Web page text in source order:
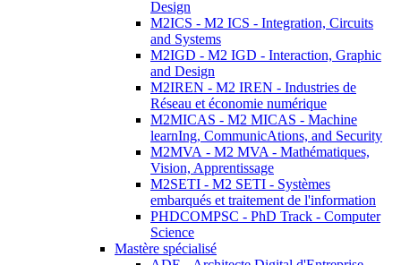
Design
M2ICS - M2 ICS - Integration, Circuits
and Systems
M2IGD - M2 IGD - Interaction, Graphic
and Design
M2IREN - M2 IREN - Industries de
Réseau et économie numérique
M2MICAS - M2 MICAS - Machine
learnIng, CommunicAtions, and Security
M2MVA - M2 MVA - Mathématiques,
Vision, Apprentissage
M2SETI - M2 SETI - Systèmes
embarqués et traitement de l'information
PHDCOMPSC - PhD Track - Computer
Science
Mastère spécialisé